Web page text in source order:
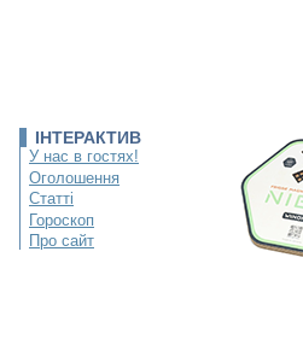
ІНТЕРАКТИВ
У нас в гостях!
Оголошення
Статті
Гороскоп
Про сайт